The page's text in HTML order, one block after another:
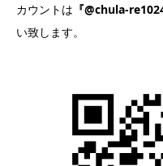
カウントは 『@chula-
い致します。